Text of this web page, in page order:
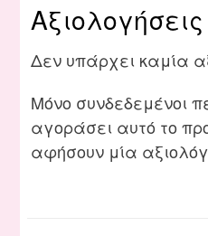
Αξιολογήσεις
Δεν υπάρχει καμία
Μόνο συνδεδεμένοι
αγοράσει αυτό το
αφήσουν μία